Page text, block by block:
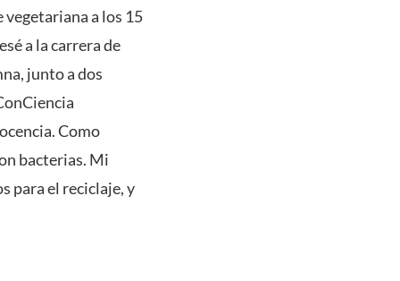
a los 15
a la carrera de
junto a dos
Como
bacterias. Mi
para el reciclaje, y